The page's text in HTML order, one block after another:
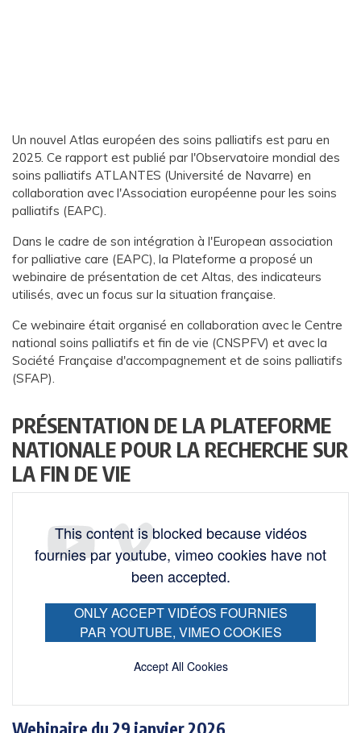
Un nouvel Atlas européen des soins palliatifs est paru en
2025. Ce rapport est publié par l'Observatoire mondial des
soins palliatifs ATLANTES (Université de Navarre) en
collaboration avec l'Association européenne pour les soins
palliatifs (EAPC).
Dans le cadre de son intégration à l'European association
for palliative care (EAPC), la Plateforme a proposé un
webinaire de présentation de cet Altas, des indicateurs
utilisés, avec un focus sur la situation française.
Ce webinaire était organisé en collaboration avec le Centre
national soins palliatifs et fin de vie (CNSPFV) et avec la
Société Française d'accompagnement et de soins palliatifs
(SFAP).
PRÉSENTATION DE LA PLATEFORME
NATIONALE POUR LA RECHERCHE SUR
LA FIN DE VIE
This content is blocked because vidéos
fournies par youtube, vimeo cookies have not
been accepted.
ONLY ACCEPT VIDÉOS FOURNIES
PAR YOUTUBE, VIMEO COOKIES
Accept All Cookies
Webinaire du 29 janvier 2026